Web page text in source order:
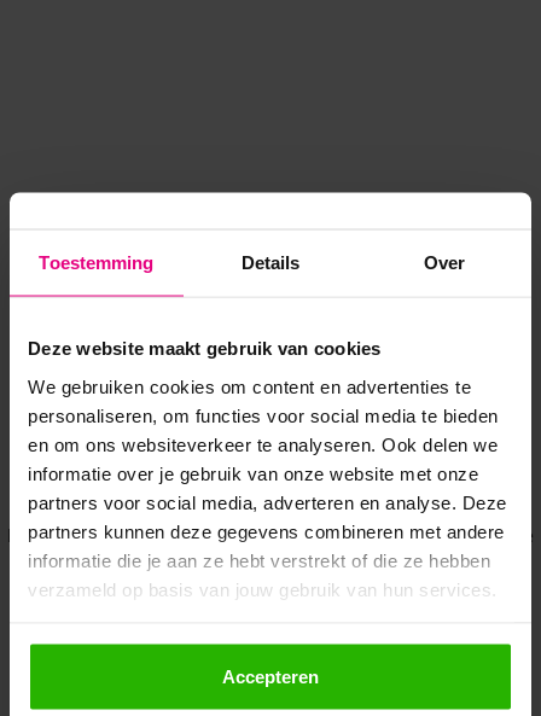
Toestemming Details Over
Deze website maakt gebruik van cookies
We gebruiken cookies om content en advertenties te
personaliseren, om functies voor social media te bieden
en om ons websiteverkeer te analyseren. Ook delen we
informatie over je gebruik van onze website met onze
partners voor social media, adverteren en analyse. Deze
partners kunnen deze gegevens combineren met andere
informatie die je aan ze hebt verstrekt of die ze hebben
verzameld op basis van jouw gebruik van hun services.
Als je op "Accepteer" klikt, dan geef je Voordeeluitjes.nl
toestemming om cookies voor social media en
gepersonaliseerde advertenties te plaatsen.
Accepteren
Application error: a client-side exception has occurred while
loadingwww.voordeeluitjes.nl (see the browser console for more
information).